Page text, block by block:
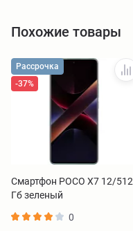
Похожие товары
Рассрочка
-37%
Смартфон POCO X7 12/512
Гб зеленый
0